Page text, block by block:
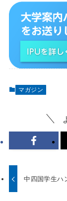
マガジン
中四国学生ハ